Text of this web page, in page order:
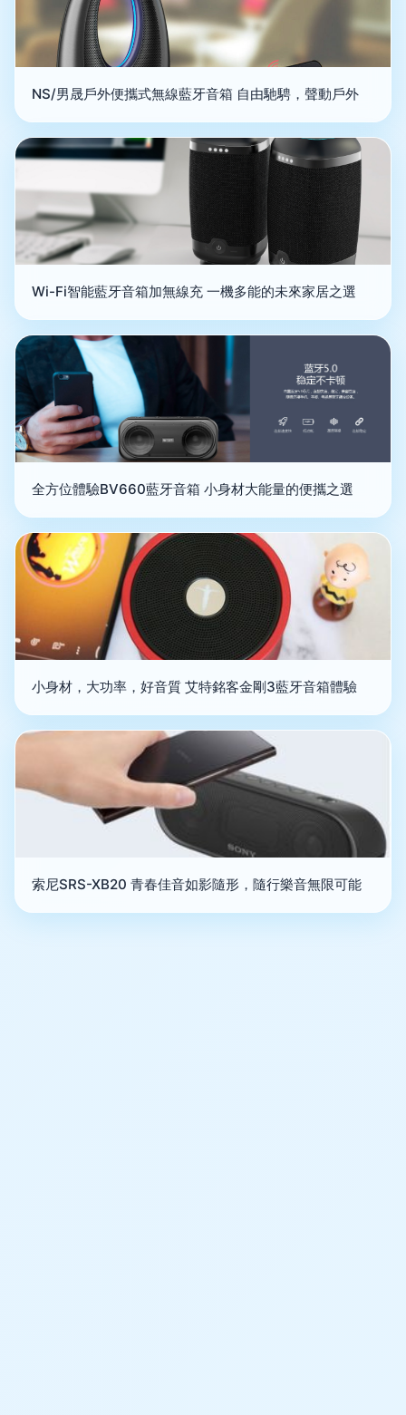
NS/男晟戶外便攜式無線藍牙音箱 自由馳騁，聲動戶外
Wi-Fi智能藍牙音箱加無線充 一機多能的未來家居之選
全方位體驗BV660藍牙音箱 小身材大能量的便攜之選
小身材，大功率，好音質 艾特銘客金剛3藍牙音箱體驗
索尼SRS-XB20 青春佳音如影隨形，隨行樂音無限可能